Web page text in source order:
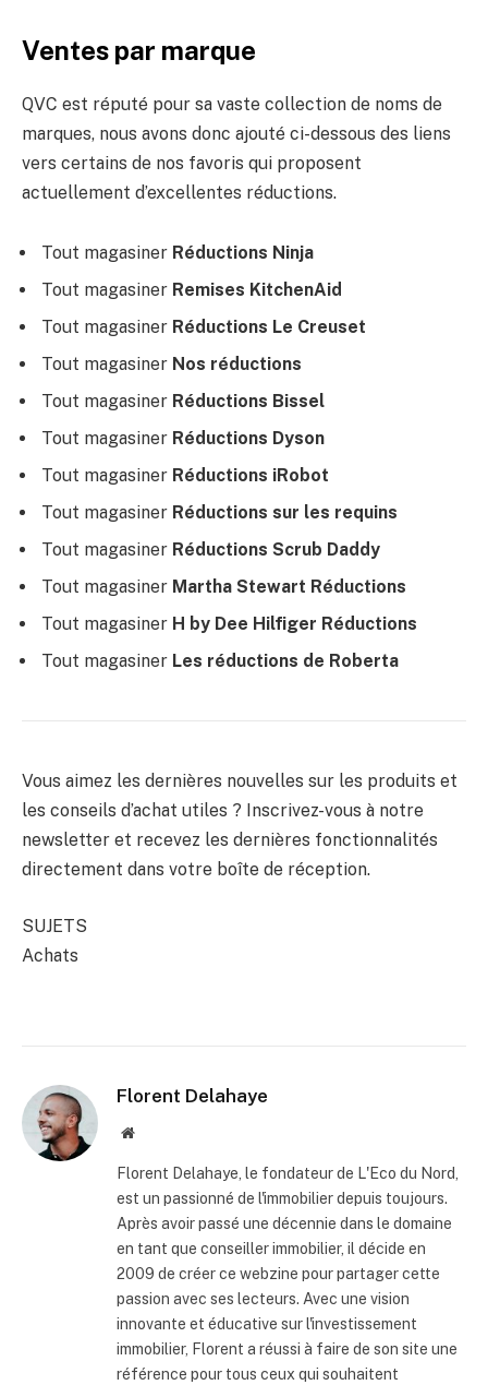
Ventes par marque
QVC est réputé pour sa vaste collection de noms de
marques, nous avons donc ajouté ci-dessous des liens
vers certains de nos favoris qui proposent
actuellement d’excellentes réductions.
Tout magasiner Réductions Ninja
Tout magasiner Remises KitchenAid
Tout magasiner Réductions Le Creuset
Tout magasiner Nos réductions
Tout magasiner Réductions Bissel
Tout magasiner Réductions Dyson
Tout magasiner Réductions iRobot
Tout magasiner Réductions sur les requins
Tout magasiner Réductions Scrub Daddy
Tout magasiner Martha Stewart Réductions
Tout magasiner H by Dee Hilfiger Réductions
Tout magasiner Les réductions de Roberta
Vous aimez les dernières nouvelles sur les produits et
les conseils d’achat utiles ? Inscrivez-vous à notre
newsletter et recevez les dernières fonctionnalités
directement dans votre boîte de réception.
SUJETS
Achats
Florent Delahaye
Site
Florent Delahaye, le fondateur de L'Eco du Nord,
est un passionné de l'immobilier depuis toujours.
Après avoir passé une décennie dans le domaine
en tant que conseiller immobilier, il décide en
2009 de créer ce webzine pour partager cette
passion avec ses lecteurs. Avec une vision
innovante et éducative sur l'investissement
immobilier, Florent a réussi à faire de son site une
référence pour tous ceux qui souhaitent